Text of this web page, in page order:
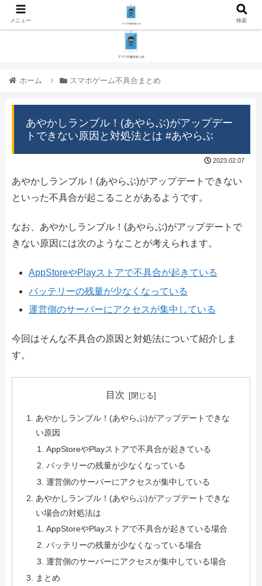
ホーム スマホゲーム不具合まとめ
あやかしランブル！(あやらぶ)がアップデー
トできない原因と対処法とは #あやらぶ
2023.02.07
あやかしランブル！(あやらぶ)がアップデートできない
といった不具合が起こることがあるようです。
なお、あやかしランブル！(あやらぶ)がアップデートで
きない原因には次のようなことが考えられます。
AppStoreやPlayストアで不具合が起きている
バッテリーの残量が少なくなっている
運営側のサーバーにアクセスが集中している
今回はそんな不具合の原因と対処法について紹介しま
す。
目次
あやかしランブル！(あやらぶ)がアップデートできな
い原因
AppStoreやPlayストアで不具合が起きている
バッテリーの残量が少なくなっている
運営側のサーバーにアクセスが集中している
あやかしランブル！(あやらぶ)がアップデートできな
い場合の対処法は
AppStoreやPlayストアで不具合が起きている場合
バッテリーの残量が少なくなっている場合
運営側のサーバーにアクセスが集中している場合
まとめ
メニュー 検索